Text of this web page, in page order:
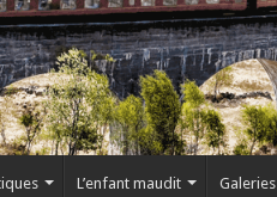
L’enfant maudit Galeries